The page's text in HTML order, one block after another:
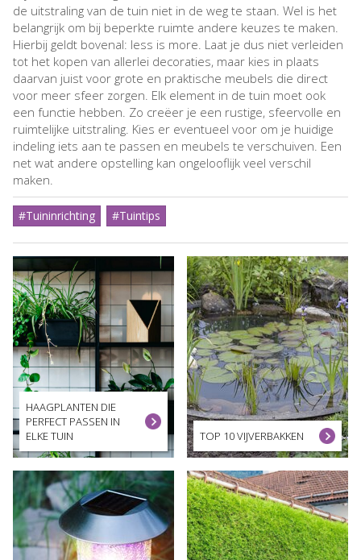
de uitstraling van de tuin niet in de weg te staan. Wel is het
belangrijk om bij beperkte ruimte andere keuzes te maken.
Hierbij geldt bovenal: less is more. Laat je dus niet verleiden
tot het kopen van allerlei decoraties, maar kies in plaats
daarvan juist voor grote en praktische meubels die direct
voor meer sfeer zorgen. Elk element in de tuin moet ook
een functie hebben. Zo creëer je een rustige, sfeervolle en
ruimtelijke uitstraling. Kies er eventueel voor om je huidige
indeling iets aan te passen en meubels te verschuiven. Een
net wat andere opstelling kan ongelooflijk veel verschil
maken.
#Tuininrichting #Tuintips
HAAGPLANTEN DIE
PERFECT PASSEN IN
ELKE TUIN
TOP 10 VIJVERBAKKEN